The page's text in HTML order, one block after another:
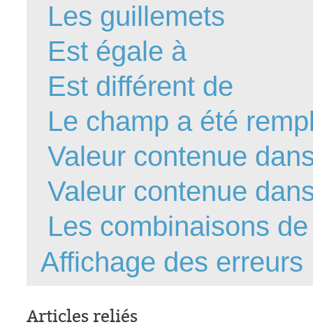
IA
Importation-
Incident
inter équipe
interéquipe
ITIL®
Les guillemets
Est égale à
Est différent de
Le champ a été
Valeur contenue
Valeur contenue
Les combinaisons
Affichage des erreurs
Articles reliés